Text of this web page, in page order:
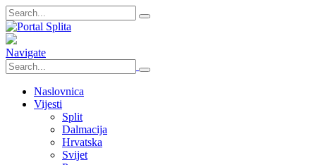
Navigate
Naslovnica
Vijesti
Split
Dalmacija
Hrvatska
Svijet